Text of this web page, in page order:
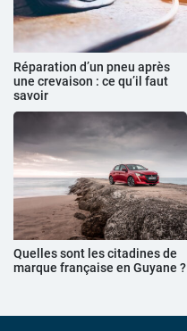
Réparation d’un pneu après
une crevaison : ce qu’il faut
savoir
Quelles sont les citadines de
marque française en Guyane ?